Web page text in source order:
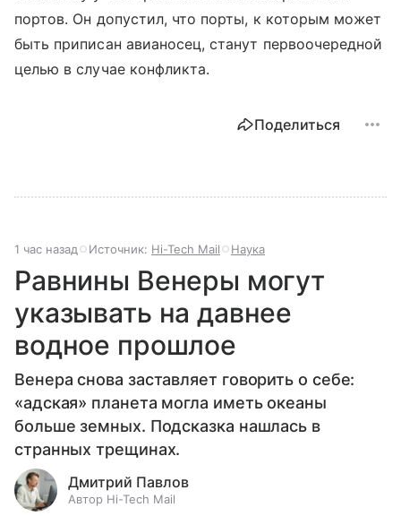
портов. Он допустил, что порты, к которым может
быть приписан авианосец, станут первоочередной
целью в случае конфликта.
Поделиться
1 час назад Источник: Hi-Tech Mail Наука
Равнины Венеры могут
указывать на давнее
водное прошлое
Венера снова заставляет говорить о себе:
«адская» планета могла иметь океаны
больше земных. Подсказка нашлась в
странных трещинах.
Дмитрий Павлов
Автор Hi-Tech Mail